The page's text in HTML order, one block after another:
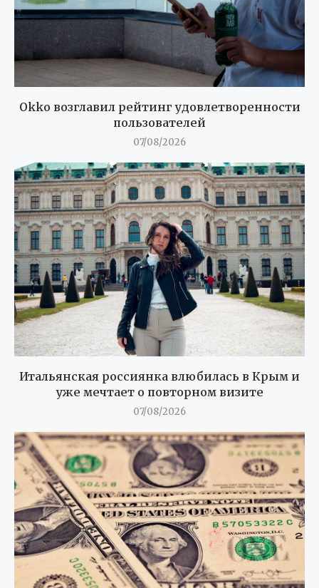
Okko возглавил рейтинг удовлетворенности
пользователей
07/08/2026
Итальянская россиянка влюбилась в Крым и
уже мечтает о повторном визите
07/08/2026